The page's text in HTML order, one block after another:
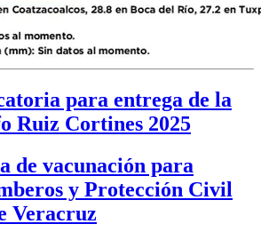
para entrega de la
Ruiz Cortines 2025
de vacunación para
y Protección Civil
Veracruz